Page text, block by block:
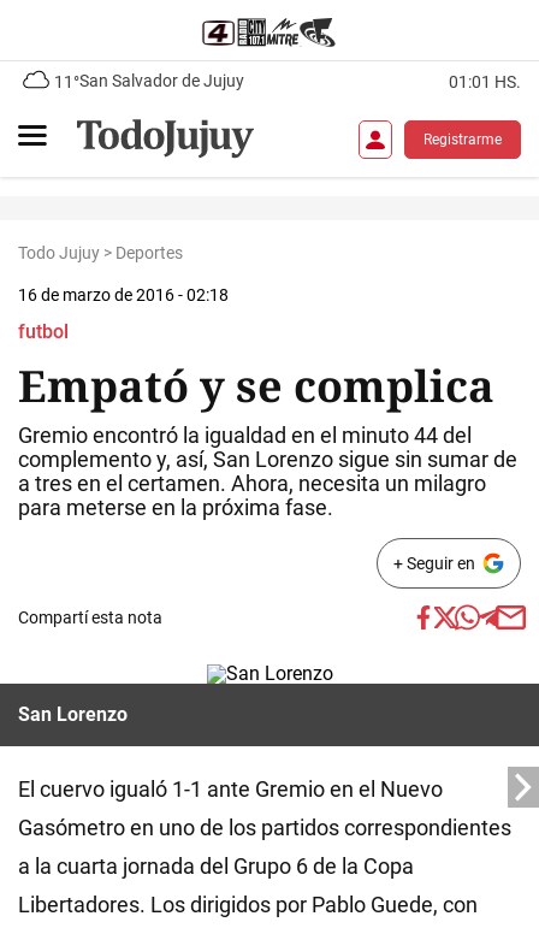
11°San Salvador de Jujuy 01:01 HS.
Registrarme
Todo Jujuy > Deportes
16 de marzo de 2016 - 02:18
futbol
Empató y se complica
Gremio encontró la igualdad en el minuto 44 del
complemento y, así, San Lorenzo sigue sin sumar de
a tres en el certamen. Ahora, necesita un milagro
para meterse en la próxima fase.
+ Seguir en
Compartí esta nota
San Lorenzo
El cuervo igualó 1-1 ante Gremio en el Nuevo
Gasómetro en uno de los partidos correspondientes
a la cuarta jornada del Grupo 6 de la Copa
Libertadores. Los dirigidos por Pablo Guede, con